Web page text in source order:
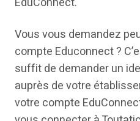
Vous vous demandez
compte Educonnect ?
suffit de demander un
auprès de votre
votre compte